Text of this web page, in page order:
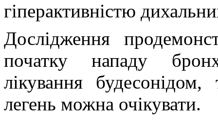
гіперактивністю
Дослідження
початку нападу
лікування
легень можна очікувати.